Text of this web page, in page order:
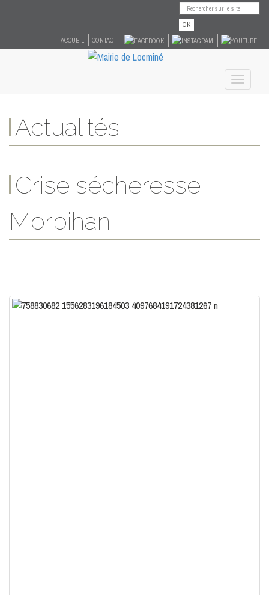
OK
ACCUEIL
CONTACT
Toggle
Actualités
Crise sécheresse
Morbihan